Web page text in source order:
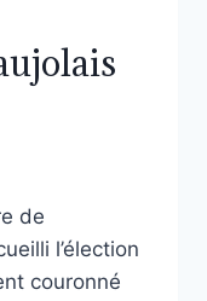
de
l’élection
couronné